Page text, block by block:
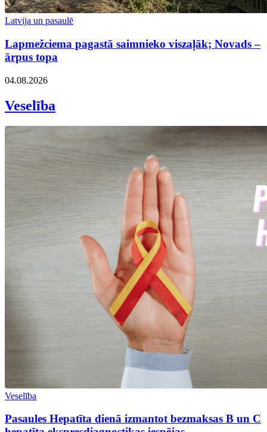
Latvija un pasaulē
Lapmežciema pagastā saimnieko viszaļāk; Novads –
ārpus topa
04.08.2026
Veselība
Veselība
Pasaules Hepatīta dienā izmantot bezmaksas B un C